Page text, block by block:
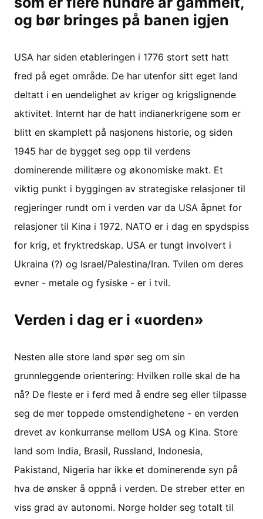
og bør bringes på banen igjen
USA har siden etableringen i 1776 stort sett hatt
fred på eget område. De har utenfor sitt eget land
deltatt i en uendelighet av kriger og krigslignende
aktivitet. Internt har de hatt indianerkrigene som er
blitt en skamplett på nasjonens historie, og siden
1945 har de bygget seg opp til verdens
dominerende militære og økonomiske makt. Et
viktig punkt i byggingen av strategiske relasjoner til
regjeringer rundt om i verden var da USA åpnet for
relasjoner til Kina i 1972. NATO er i dag en spydspiss
for krig, et fryktredskap. USA er tungt involvert i
Ukraina (?) og Israel/Palestina/Iran. Tvilen om deres
evner - metale og fysiske - er i tvil.
Verden i dag er i «uorden»
Nesten alle store land spør seg om sin
grunnleggende orientering: Hvilken rolle skal de ha
nå? De fleste er i ferd med å endre seg eller tilpasse
seg de mer toppede omstendighetene - en verden
drevet av konkurranse mellom USA og Kina. Store
land som India, Brasil, Russland, Indonesia,
Pakistand, Nigeria har ikke et dominerende syn på
hva de ønsker å oppnå i verden. De streber etter en
viss grad av autonomi. Norge holder seg totalt til